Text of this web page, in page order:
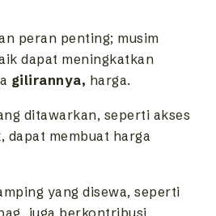
peran penting; musim
dapat meningkatkan
gilirannya, harga.
ditawarkan, seperti akses
membuat harga
yang disewa, seperti